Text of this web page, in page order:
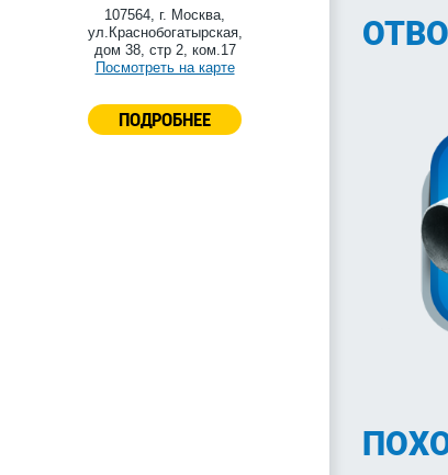
107564, г. Москва,
ул.Краснобогатырская,
дом 38, стр 2, ком.17
Посмотреть на карте
ПОДРОБНЕЕ